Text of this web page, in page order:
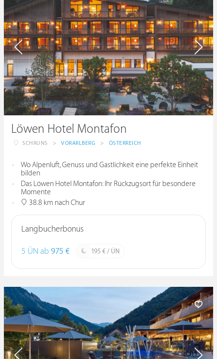
Löwen Hotel Montafon
SCHRUNS > VORARLBERG > ÖSTERREICH
Wo Alpenluft, Genuss und Gastlichkeit eine perfekte Einheit
bilden
Das Löwen Hotel Montafon: Ihr Rückzugsort für besondere
Momente
38.8 km nach Chur
Langbucherbonus
5 ÜN ab 975 € 195 € / ÜN